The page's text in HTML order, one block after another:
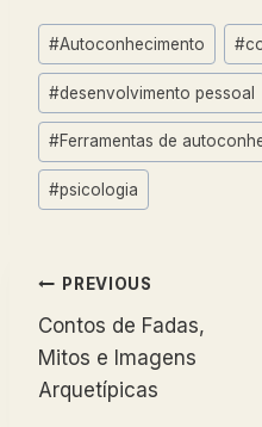
Post
Tags:
#Autoconhecimento #
#desenvolvimento pessoal
#Ferramentas de
#psicologia
Navegação
de
artigos
PREVIOUS
Contos de Fadas,
Mitos e Imagens
Arquetípicas